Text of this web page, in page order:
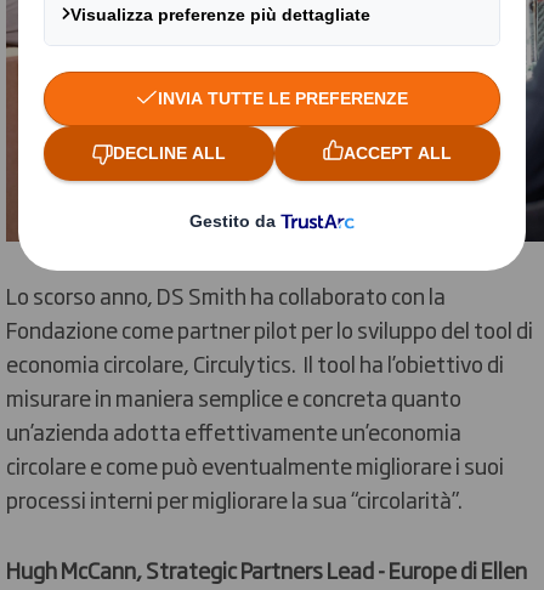
Lo scorso anno, DS Smith ha collaborato con la
Fondazione come partner pilot per lo sviluppo del tool di
economia circolare, Circulytics. Il tool ha l’obiettivo di
misurare in maniera semplice e concreta quanto
un’azienda adotta effettivamente un’economia
circolare e come può eventualmente migliorare i suoi
processi interni per migliorare la sua “circolarità”.
Hugh McCann, Strategic Partners Lead - Europe di Ellen